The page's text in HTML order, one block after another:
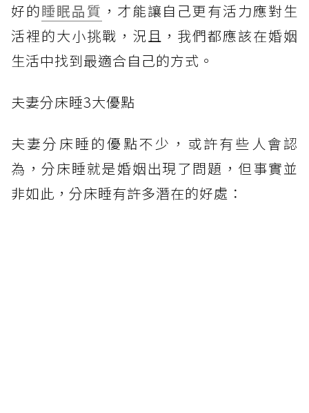
好的睡眠品質 ，才能讓自己更有活力應對生
活裡的大小挑戰，況且，我們都應該在婚姻
生活中找到最適合自己的方式。
夫妻分床睡3大優點
夫妻分床睡的優點不少，或許有些人會認
為，分床睡就是婚姻出現了問題，但事實並
非如此，分床睡有許多潛在的好處：